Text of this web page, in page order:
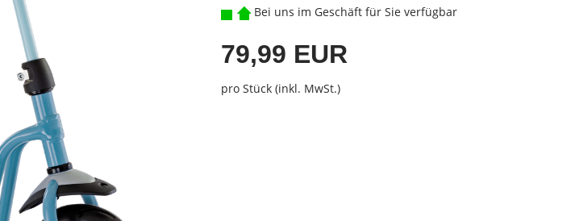
Bei uns im Geschäft für Sie verfügbar
79,99 EUR
pro Stück (inkl. MwSt.)